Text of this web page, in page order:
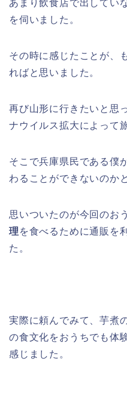
あまり飲食店で出してい
を伺いました。
その時に感じたことが、
ればと思いました。
再び山形に行きたいと思
ナウイルス拡大によって
そこで兵庫県民である僕
わることができないのか
思いついたのが今回のお
理 を食べるために通販を
た。
実際に頼んでみて、芋煮
の食文化をおうちでも体
感じました。